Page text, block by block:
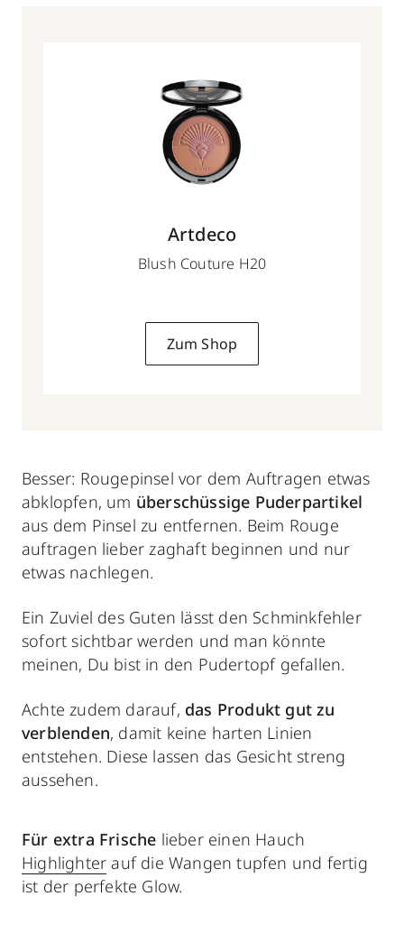
Artdeco
Blush Couture H20
Zum Shop
Besser: Rougepinsel vor dem Auftragen etwas
abklopfen, um überschüssige Puderpartikel
aus dem Pinsel zu entfernen. Beim Rouge
auftragen lieber zaghaft beginnen und nur
etwas nachlegen.
Ein Zuviel des Guten lässt den Schminkfehler
sofort sichtbar werden und man könnte
meinen, Du bist in den Pudertopf gefallen.
Achte zudem darauf, das Produkt gut zu
verblenden, damit keine harten Linien
entstehen. Diese lassen das Gesicht streng
aussehen.
Für extra Frische lieber einen Hauch
Highlighter auf die Wangen tupfen und fertig
ist der perfekte Glow.